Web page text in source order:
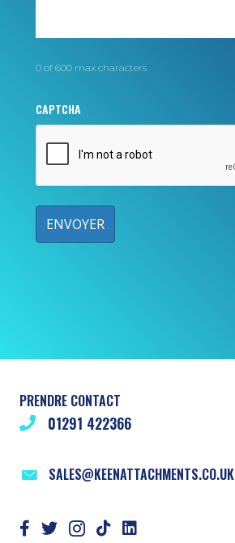
0 of 600 max characters
CAPTCHA
PRENDRE CONTACT
01291 422366
SALES@KEENATTACHMENTS.CO.UK